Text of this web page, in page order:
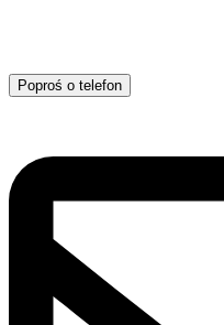
Poproś o telefon